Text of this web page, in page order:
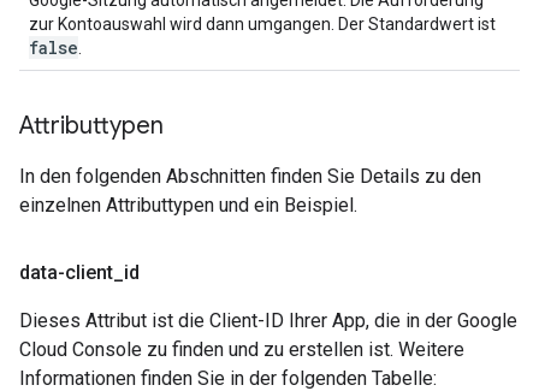
zur Kontoauswahl wird dann umgangen. Der Standardwert ist
false
Attributtypen
In den folgenden Abschnitten finden Sie Details zu den
einzelnen Attributtypen und ein Beispiel.
data-client id
Dieses Attribut ist die Client-ID Ihrer App, die in der Google
Cloud Console zu finden und zu erstellen ist. Weitere
Informationen finden Sie in der folgenden Tabelle: